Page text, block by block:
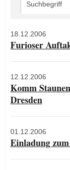
18.12.2006
Furioser
12.12.2006
Komm
Dresden
01.12.2006
Einladung